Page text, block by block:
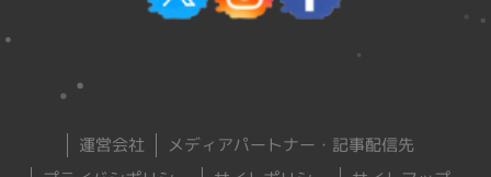
運営会社
メディアパートナー・記事配信先